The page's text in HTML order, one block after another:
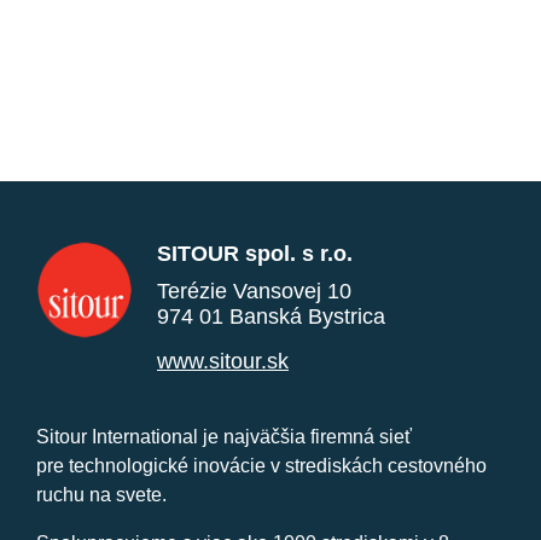
SITOUR spol. s r.o.
Terézie Vansovej 10
974 01 Banská Bystrica
www.sitour.sk
Sitour International je najväčšia firemná sieť
pre technologické inovácie v strediskách cestovného
ruchu na svete.